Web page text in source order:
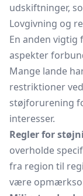
udskiftninger,
Lovgivning og
En anden
aspekter
Mange lande
restriktioner
støjforurening
interesser.
Regler for
overholde
fra region til
være